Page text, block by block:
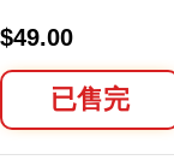
$49.00
已售完